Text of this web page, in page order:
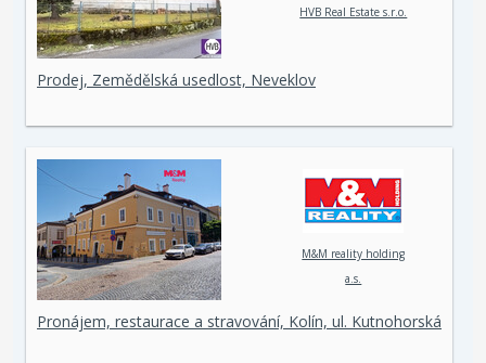
HVB Real Estate s.r.o.
Prodej, Zemědělská usedlost, Neveklov
M&M reality holding
a.s.
Pronájem, restaurace a stravování, Kolín, ul. Kutnohorská